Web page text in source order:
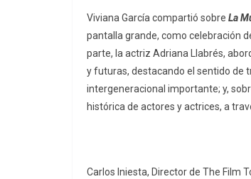
Viviana García compartió sobre La
pantalla grande, como celebración
parte, la actriz Adriana Llabrés,
y futuras, destacando el sentido de
intergeneracional importante; y,
histórica de actores y actrices, a
Carlos Iniesta, Director de The Film